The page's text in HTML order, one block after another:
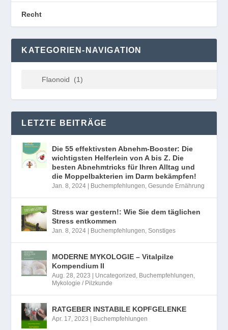
Recht
KATEGORIEN-NAVIGATION
LETZTE BEITRÄGE
Die 55 effektivsten Abnehm-Booster: Die
wichtigsten Helferlein von A bis Z. Die
besten Abnehmtricks für Ihren Alltag und
die Moppelbakterien im Darm bekämpfen!
Jan. 8, 2024 Buchempfehlungen,Gesunde Ernährung
Stress war gestern!: Wie Sie dem täglichen
Stress entkommen
Jan. 8, 2024 Buchempfehlungen,Sonstiges
MODERNE MYKOLOGIE – Vitalpilze
Kompendium II
Aug. 28, 2023 Uncategorized , Buchempfehlungen,
Mykologie / Pilzkunde
RATGEBER INSTABILE KOPFGELENKE
Apr. 17, 2023 Buchempfehlungen